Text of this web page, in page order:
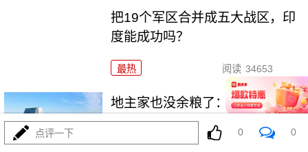
把19个军区合并成五大战区，印
度能成功吗？
最热 阅读 34653
地主家也没余粮了：三选一，美
国怎么选？
点评一下 0 0